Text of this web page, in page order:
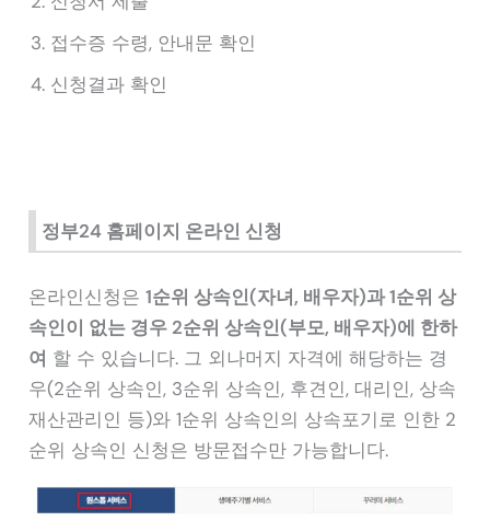
접수증 수령, 안내문 확인
신청결과 확인
정부24 홈페이지 온라인 신청
온라인신청은1순위 상속인(자녀, 배우자)과 1순위 상
속인이 없는 경우 2순위 상속인(부모, 배우자)에 한하
여 할 수 있습니다. 그 외나머지 자격에 해당하는 경
우(2순위 상속인, 3순위 상속인, 후견인, 대리인, 상속
재산관리인 등)와 1순위 상속인의 상속포기로 인한 2
순위 상속인 신청은 방문접수만 가능합니다.